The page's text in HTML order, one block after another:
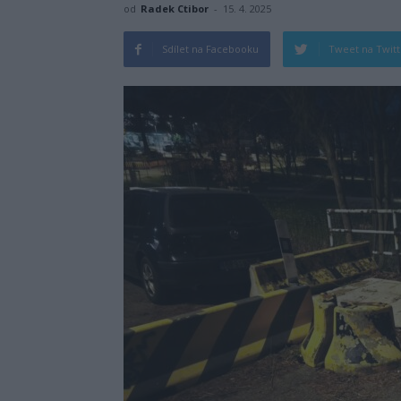
od Radek Ctibor - 15. 4. 2025
Sdílet na Facebooku Tweet na